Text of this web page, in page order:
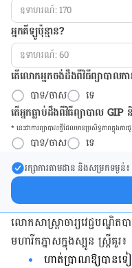
អ្នកគីឡូប៉ុន្មាន?
តើលោកអ្នកចង់ដឹង​ពីវិធីព្យាបាលកា
បាទ/ចាស
ទេ
តើអ្នកធ្លាប់ដឹងពីវិធីព្យាបាល
* នេះ​ជា​ការ​ព្យា​បាល​ថ្មីដែល​​មាន​ប្រសិទ្ធ​ភាព​ក្នុង​
បាទ/ចាស ទេ
រក្សា​ការ​តាមដាន និងសម្រក​ទម្ង
ការសម្រក​ទម្ងន់ និងការផ្តល់ជំនួ
លោកសាស្ត្រាចារ្យវេជ្ជបណ្ឌិ
មហារីក​ភ្នាស​ក្នុងស្បូន ស្រ្តីគួរ៖
ហាត់ប្រាណឱ្យបានទ